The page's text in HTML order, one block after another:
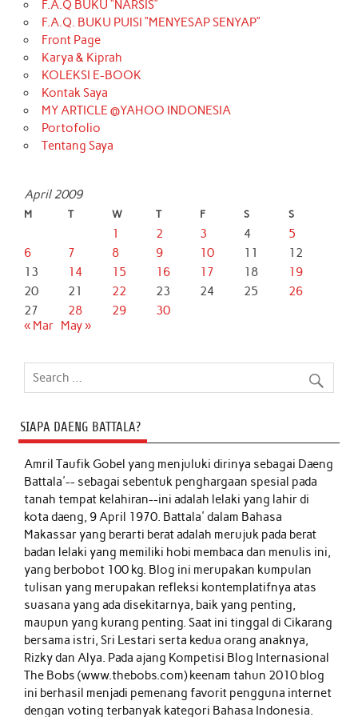
F.A.Q BUKU “NARSIS”
F.A.Q. BUKU PUISI “MENYESAP SENYAP”
Front Page
Karya & Kiprah
KOLEKSI E-BOOK
Kontak Saya
MY ARTICLE @YAHOO INDONESIA
Portofolio
Tentang Saya
April 2009
M T W T F S S
1 2 3 4
5
6
7 8 9 10 11
12
13
14 15 16 17 18
19
20
21 22 23 24 25
26
27
28 29
30
« Mar May »
SIAPA DAENG BATTALA?
Amril Taufik Gobelyang menjuluki dirinya sebagai Daeng
Battala'-- sebagai sebentuk penghargaan spesial pada
tanah tempat kelahiran--ini adalah lelaki yang lahir di
kota daeng, 9 April 1970. Battala' dalam Bahasa
Makassar yang berarti berat adalah merujuk pada berat
badan lelaki yang memiliki hobi membaca dan menulis ini,
yang berbobot 100 kg. Blog ini merupakan kumpulan
tulisan yang merupakan refleksi kontemplatifnya atas
suasana yang ada disekitarnya, baik yang penting,
maupun yang kurang penting. Saat ini tinggal di Cikarang
bersama istri, Sri Lestari serta kedua orang anaknya,
Rizky dan Alya. Pada ajang Kompetisi Blog Internasional
The Bobs (www.thebobs.com) keenam tahun 2010 blog
ini berhasil menjadi pemenang favorit pengguna internet
dengan voting terbanyak kategori Bahasa Indonesia.